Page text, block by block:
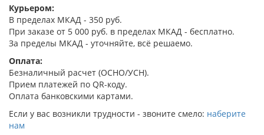
Курьером:
В пределах МКАД - 350 руб.
При заказе от 5 000 руб. в пределах МКАД - бесплатно.
За пределы МКАД - уточняйте, всё решаемо.
Оплата:
Безналичный расчет (ОСНО/УСН).
Прием платежей по QR-коду.
Оплата банковскими картами.
Если у вас возникли трудности - звоните смело: наберите
нам